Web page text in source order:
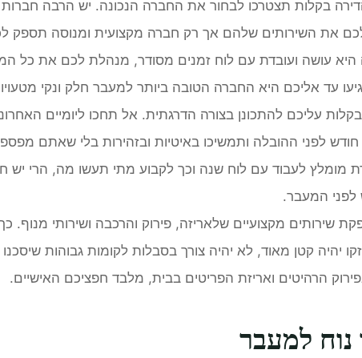
בקלות תצטרכו לבחור את החברה הנכונה. יש הרבה חברות
את השירותים שלהם אך רק חברה מקצועית ומנוסה תספק
עושה ועובדת עם לוח זמנים מסודר, מנהלת לכם את כל
עד אליכם היא החברה הטובה ביותר למעבר חלק ונקי
עליכם להתכונן בצורה הדרגתית. אל תחכו ליומיים
לפני ההובלה ותמשיכו באיטיות ובזהירות בלי שאתם
מומלץ לעבוד עם לוח שנה וכך לקבוע מתי תעשו מה, הרי יש
לפני המעבר.
שירותים מקצועיים שלאריזה, פירוק והרכבה ושירותי מנוף.
יהיה קטן מאוד, לא יהיה צורך בסבלות לקומות גבוהות שיסכנו
הרהיטים ואריזת הפריטים בבית, מלבד חפציכם האישיים.
למעבר